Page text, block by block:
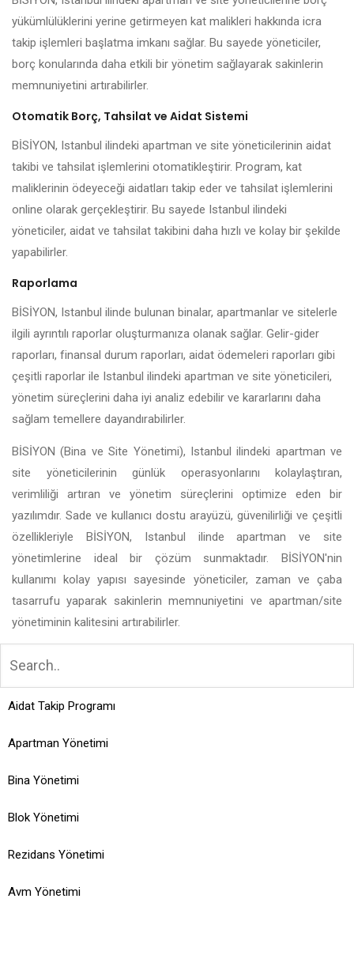
yükümlülüklerini yerine getirmeyen kat malikleri hakkında icra
takip işlemleri başlatma imkanı sağlar. Bu sayede yöneticiler,
borç konularında daha etkili bir yönetim sağlayarak sakinlerin
memnuniyetini artırabilirler.
Otomatik Borç, Tahsilat ve Aidat Sistemi
BİSİYON, Istanbul ilindeki apartman ve site yöneticilerinin aidat
takibi ve tahsilat işlemlerini otomatikleştirir. Program, kat
maliklerinin ödeyeceği aidatları takip eder ve tahsilat işlemlerini
online olarak gerçekleştirir. Bu sayede Istanbul ilindeki
yöneticiler, aidat ve tahsilat takibini daha hızlı ve kolay bir şekilde
yapabilirler.
Raporlama
BİSİYON, Istanbul ilinde bulunan binalar, apartmanlar ve sitelerle
ilgili ayrıntılı raporlar oluşturmanıza olanak sağlar. Gelir-gider
raporları, finansal durum raporları, aidat ödemeleri raporları gibi
çeşitli raporlar ile Istanbul ilindeki apartman ve site yöneticileri,
yönetim süreçlerini daha iyi analiz edebilir ve kararlarını daha
sağlam temellere dayandırabilirler.
BİSİYON (Bina ve Site Yönetimi), Istanbul ilindeki apartman ve
site yöneticilerinin günlük operasyonlarını kolaylaştıran,
verimliliği artıran ve yönetim süreçlerini optimize eden bir
yazılımdır. Sade ve kullanıcı dostu arayüzü, güvenilirliği ve çeşitli
özellikleriyle BİSİYON, Istanbul ilinde apartman ve site
yönetimlerine ideal bir çözüm sunmaktadır. BİSİYON'nin
kullanımı kolay yapısı sayesinde yöneticiler, zaman ve çaba
tasarrufu yaparak sakinlerin memnuniyetini ve apartman/site
yönetiminin kalitesini artırabilirler.
Aidat Takip Programı
Apartman Yönetimi
Bina Yönetimi
Blok Yönetimi
Rezidans Yönetimi
Avm Yönetimi